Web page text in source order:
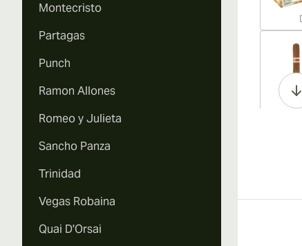
Montecristo
Partagas
Punch
Ramon Allones
Romeo y Julieta
Sancho Panza
Trinidad
Vegas Robaina
Quai D'Orsai